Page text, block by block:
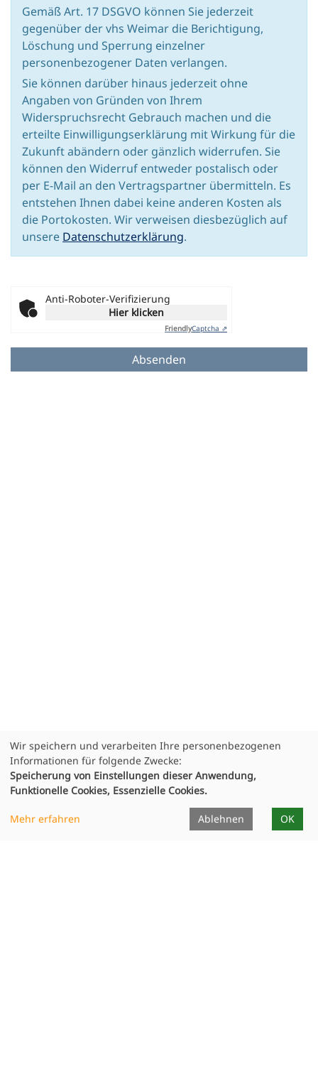
Gemäß Art. 17 DSGVO können Sie jederzeit
gegenüber der vhs Weimar die Berichtigung,
Löschung und Sperrung einzelner
personenbezogener Daten verlangen.
Sie können darüber hinaus jederzeit ohne
Angaben von Gründen von Ihrem
Widerspruchsrecht Gebrauch machen und die
erteilte Einwilligungserklärung mit Wirkung für die
Zukunft abändern oder gänzlich widerrufen. Sie
können den Widerruf entweder postalisch oder
per E-Mail an den Vertragspartner übermitteln. Es
entstehen Ihnen dabei keine anderen Kosten als
die Portokosten. Wir verweisen diesbezüglich auf
unsere Datenschutzerklärung.
Anti-Roboter-Verifizierung
Hier klicken
FriendlyCaptcha ⇗
Wir speichern und verarbeiten Ihre personenbezogenen
Informationen für folgende Zwecke:
Speicherung von Einstellungen dieser Anwendung,
Funktionelle Cookies, Essenzielle Cookies.
Mehr erfahren Ablehnen OK